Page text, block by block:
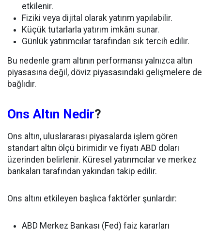
etkilenir.
Fiziki veya dijital olarak yatırım yapılabilir.
Küçük tutarlarla yatırım imkânı sunar.
Günlük yatırımcılar tarafından sık tercih edilir.
Bu nedenle gram altının performansı yalnızca altın
piyasasına değil, döviz piyasasındaki gelişmelere de
bağlıdır.
Ons Altın Nedir?
Ons altın, uluslararası piyasalarda işlem gören
standart altın ölçü birimidir ve fiyatı ABD doları
üzerinden belirlenir. Küresel yatırımcılar ve merkez
bankaları tarafından yakından takip edilir.
Ons altını etkileyen başlıca faktörler şunlardır:
ABD Merkez Bankası (Fed) faiz kararları